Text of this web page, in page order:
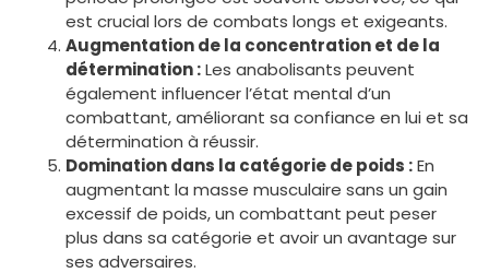
est crucial lors de combats longs et exigeants.
Augmentation de la concentration et de la
détermination :Les anabolisants peuvent
également influencer l’état mental d’un
combattant, améliorant sa confiance en lui et sa
détermination à réussir.
Domination dans la catégorie de poids :En
augmentant la masse musculaire sans un gain
excessif de poids, un combattant peut peser
plus dans sa catégorie et avoir un avantage sur
ses adversaires.